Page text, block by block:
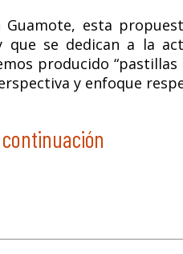
Guamote, esta
que se dedican a la
producido
y enfoque